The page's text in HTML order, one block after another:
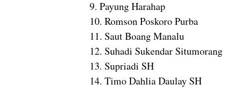
9. Payung Harahap
10. Romson Poskoro Purba
11. Saut Boang Manalu
12. Suhadi Sukendar Situmorang
13. Supriadi SH
14. Timo Dahlia Daulay SH